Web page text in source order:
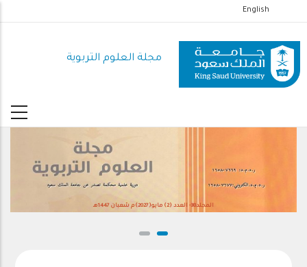
إلى
المحتوى
الرئيسي
English
مجلة العلوم التربوية
المجلد38- العدد (2) مايو(2027)م شعبان 1447هـ